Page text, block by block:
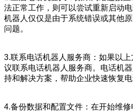
法正常工作，则可以尝试重新启动
机器人仅仅是由于系统错误或其他
问题。
3.联系电话机器人服务商：如果以
议联系电话机器人服务商。电话机
持和解决方案，帮助企业快速恢复
4.备份数据和配置文件：在开始维